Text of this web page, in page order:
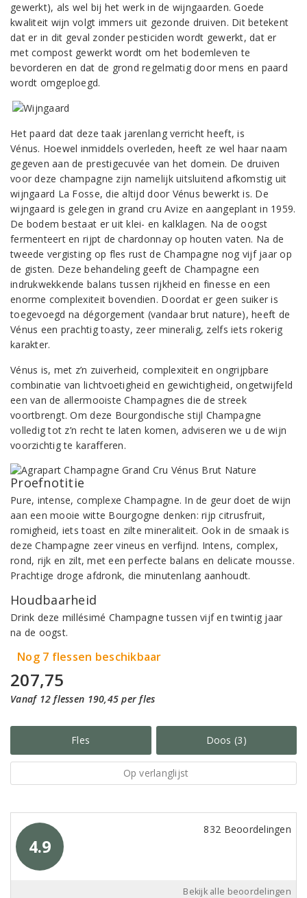
gewerkt), als wel bij het werk in de wijngaarden. Goede
kwaliteit wijn volgt immers uit gezonde druiven. Dit betekent
dat er in dit geval zonder pesticiden wordt gewerkt, dat er
met compost gewerkt wordt om het bodemleven te
bevorderen en dat de grond regelmatig door mens en paard
wordt omgeploegd.
Het paard dat deze taak jarenlang verricht heeft, is
Vénus. Hoewel inmiddels overleden, heeft ze wel haar naam
gegeven aan de prestigecuvée van het domein. De druiven
voor deze champagne zijn namelijk uitsluitend afkomstig uit
wijngaard La Fosse, die altijd door Vénus bewerkt is. De
wijngaard is gelegen in grand cru Avize en aangeplant in 1959.
De bodem bestaat er uit klei- en kalklagen. Na de oogst
fermenteert en rijpt de chardonnay op houten vaten. Na de
tweede vergisting op fles rust de Champagne nog vijf jaar op
de gisten. Deze behandeling geeft de Champagne een
indrukwekkende balans tussen rijkheid en finesse en een
enorme complexiteit bovendien. Doordat er geen suiker is
toegevoegd na dégorgement (vandaar brut nature), heeft de
Vénus een prachtig toasty, zeer mineralig, zelfs iets rokerig
karakter.
Vénus is, met z’n zuiverheid, complexiteit en ongrijpbare
combinatie van lichtvoetigheid en gewichtigheid, ongetwijfeld
een van de allermooiste Champagnes die de streek
voortbrengt. Om deze Bourgondische stijl Champagne
volledig tot z’n recht te laten komen, adviseren we u de wijn
voorzichtig te karafferen.
Proefnotitie
Pure, intense, complexe Champagne. In de geur doet de wijn
aan een mooie witte Bourgogne denken: rijp citrusfruit,
romigheid, iets toast en zilte mineraliteit. Ook in de smaak is
deze Champagne zeer vineus en verfijnd. Intens, complex,
rond, rijk en zilt, met een perfecte balans en delicate mousse.
Prachtige droge afdronk, die minutenlang aanhoudt.
Houdbaarheid
Drink deze millésimé Champagne tussen vijf en twintig jaar
na de oogst.
Nog 7 flessen beschikbaar
207,75
Vanaf 12 flessen 190,45 per fles
Fles Doos (3)
Op verlanglijst
4.9
832 Beoordelingen
Bekijk alle beoordelingen